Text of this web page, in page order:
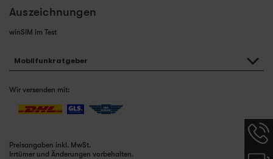
Auszeichnungen
winSIM im Test
Mobilfunkratgeber
Wir versenden mit:
Preisangaben inkl. MwSt.
Irrtümer und Änderungen vorbehalten.
Chat-